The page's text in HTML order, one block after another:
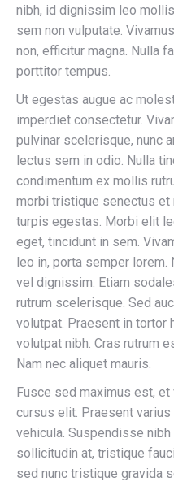
nibh, id dignissim leo
sem non vulputate.
non, efficitur magna. Nulla
porttitor tempus.
Ut egestas augue ac
imperdiet consectetur.
pulvinar scelerisque, nunc
lectus sem in odio. Nulla
condimentum ex mollis
morbi tristique senectus et
turpis egestas. Morbi elit
eget, tincidunt in sem.
leo in, porta semper
vel dignissim. Etiam
rutrum scelerisque. Sed
volutpat. Praesent in tortor
volutpat nibh. Cras rutrum
Nam nec aliquet mauris.
Fusce sed maximus est,
cursus elit. Praesent
vehicula. Suspendisse
sollicitudin at, tristique
sed nunc tristique gravida